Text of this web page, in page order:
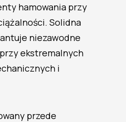
hamowania przy
Solidna
niezawodne
ekstremalnych
i
przede